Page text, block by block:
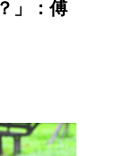
」：傅